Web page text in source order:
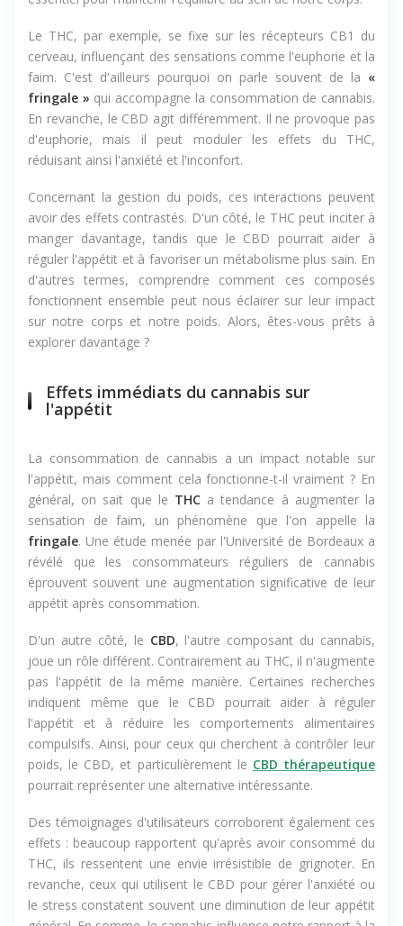
Le THC, par exemple, se fixe sur les récepteurs CB1 du
cerveau, influençant des sensations comme l'euphorie et la
faim. C'est d'ailleurs pourquoi on parle souvent de la «
fringale » qui accompagne la consommation de cannabis.
En revanche, le CBD agit différemment. Il ne provoque pas
d'euphorie, mais il peut moduler les effets du THC,
réduisant ainsi l'anxiété et l'inconfort.
Concernant la gestion du poids, ces interactions peuvent
avoir des effets contrastés. D'un côté, le THC peut inciter à
manger davantage, tandis que le CBD pourrait aider à
réguler l'appétit et à favoriser un métabolisme plus sain. En
d'autres termes, comprendre comment ces composés
fonctionnent ensemble peut nous éclairer sur leur impact
sur notre corps et notre poids. Alors, êtes-vous prêts à
explorer davantage ?
Effets immédiats du cannabis sur
l'appétit
La consommation de cannabis a un impact notable sur
l'appétit, mais comment cela fonctionne-t-il vraiment ? En
général, on sait que le THC a tendance à augmenter la
sensation de faim, un phénomène que l'on appelle la
fringale. Une étude menée par l'Université de Bordeaux a
révélé que les consommateurs réguliers de cannabis
éprouvent souvent une augmentation significative de leur
appétit après consommation.
D'un autre côté, le CBD, l'autre composant du cannabis,
joue un rôle différent. Contrairement au THC, il n'augmente
pas l'appétit de la même manière. Certaines recherches
indiquent même que le CBD pourrait aider à réguler
l'appétit et à réduire les comportements alimentaires
compulsifs. Ainsi, pour ceux qui cherchent à contrôler leur
poids, le CBD, et particulièrement le CBD thérapeutique
pourrait représenter une alternative intéressante.
Des témoignages d'utilisateurs corroborent également ces
effets : beaucoup rapportent qu'après avoir consommé du
THC, ils ressentent une envie irrésistible de grignoter. En
revanche, ceux qui utilisent le CBD pour gérer l'anxiété ou
le stress constatent souvent une diminution de leur appétit